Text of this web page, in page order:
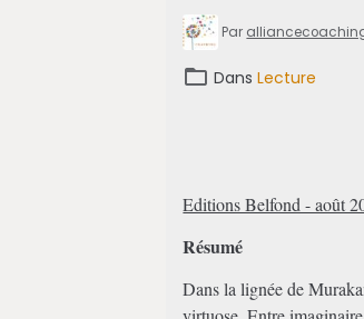
Par
DansLecture
Editions Belfond - août
Résumé
Dans la lignée de